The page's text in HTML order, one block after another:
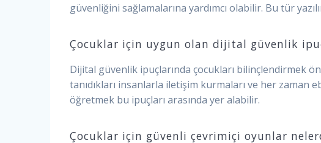
güvenliğini sağlamalarına yardımcı olabilir. Bu tür
Çocuklar için uygun olan dijital güvenlik
Dijital güvenlik ipuçlarında çocukları bilinçlendirmek
tanıdıkları insanlarla iletişim kurmaları ve her
öğretmek bu ipuçları arasında yer alabilir.
Çocuklar için güvenli çevrimiçi oyunlar